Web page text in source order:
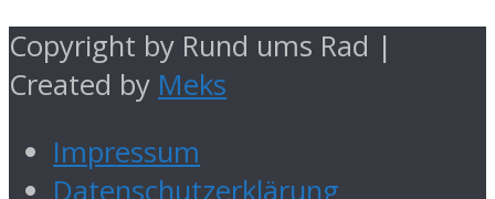
Copyright by Rund ums Rad |
Created by Meks
Impressum
Datenschutzerklärung